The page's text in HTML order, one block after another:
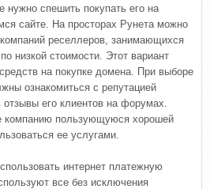
нужно спешить покупать его на
сайте. На просторах Рунета можно
реселлеров, занимающихся
низкой стоимости. Этот вариант
на покупке домена. При выборе
ознакомиться с репутацией
отзывы его клиентов на форумах.
компанию пользующуюся хорошей
ее услугами.
интернет платежную
все без исключения